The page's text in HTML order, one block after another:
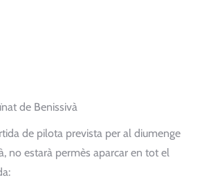
de Benissivà
de pilota prevista per al diumenge
no estarà permès aparcar en tot el